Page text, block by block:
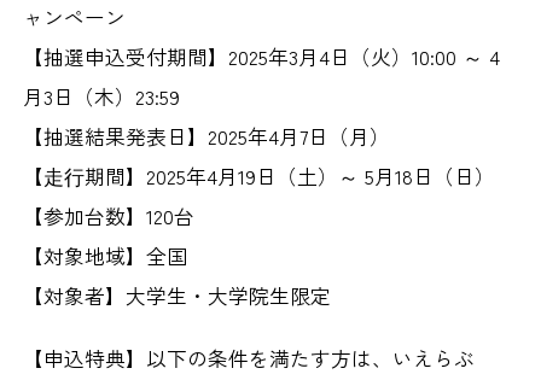
ャンペーン
【抽選申込受付期間】 2025年3月4日（火）10:00 ～ 4
月3日（木）23:59
【抽選結果発表日】 2025年4月7日（月）
【⾛⾏期間】 2025年4月19日（土）～ 5月18日（日）
【参加台数】120台
【対象地域】全国
【対象者】 大学生・大学院生限定
【申込特典】 以下の条件を満たす方は、いえらぶ